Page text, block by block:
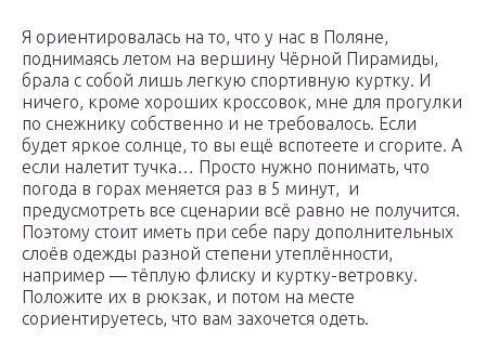
Я ориентировалась на то, что у нас в Поляне,
поднимаясь летом на вершину Чёрной Пирамиды,
брала с собой лишь легкую спортивную куртку. И
ничего, кроме хороших кроссовок, мне для прогулки
по снежнику собственно и не требовалось. Если
будет яркое солнце, то вы ещё вспотеете и сгорите. А
если налетит тучка… Просто нужно понимать, что
погода в горах меняется раз в 5 минут, и
предусмотреть все сценарии всё равно не получится.
Поэтому стоит иметь при себе пару дополнительных
слоёв одежды разной степени утеплённости,
например — тёплую флиску и куртку-ветровку.
Положите их в рюкзак, и потом на месте
сориентируетесь, что вам захочется одеть.